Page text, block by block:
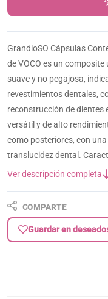
GrandioSO Cápsulas
de VOCO es un
suave y no pegajosa,
revestimientos dentales,
reconstrucción de dientes
versátil y de alto
como posteriores, con
translucidez dental.
Ver descripción completa
COMPARTE
Guardar en